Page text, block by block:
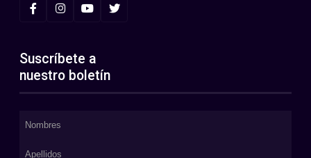
Suscríbete a
nuestro boletín